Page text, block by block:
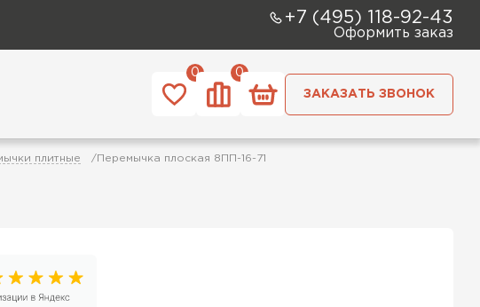
+7 (495) 118-92-43
Оформить заказ
0
0
ЗАКАЗАТЬ ЗВОНОК
плитные Перемычка плоская 8ПП-16-71